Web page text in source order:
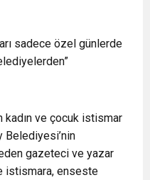
sadece özel günlerde
kadın ve çocuk istismar
Belediyesi’nin
gazeteci ve yazar
istismara, enseste